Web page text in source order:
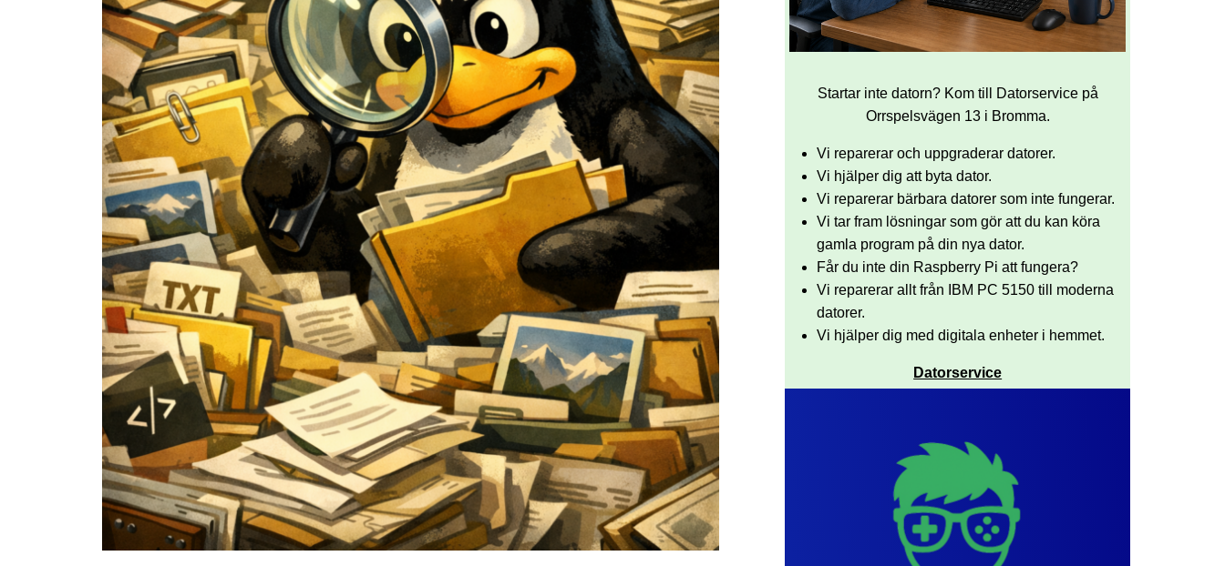
Startar inte datorn? Kom till Datorservice på
Orrspelsvägen 13 i Bromma.
Vi reparerar och uppgraderar datorer.
Vi hjälper dig att byta dator.
Vi reparerar bärbara datorer som inte fungerar.
Vi tar fram lösningar som gör att du kan köra
gamla program på din nya dator.
Får du inte din Raspberry Pi att fungera?
Vi reparerar allt från IBM PC 5150 till moderna
datorer.
Vi hjälper dig med digitala enheter i hemmet.
Datorservice